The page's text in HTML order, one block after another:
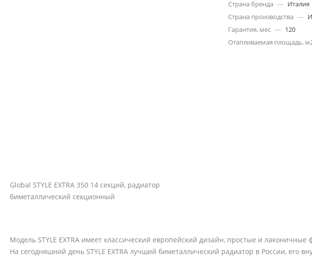
Global STYLE EXTRA 350 14 секций, радиатор
биметаллический секционный
Страна бренда — Италия
Страна производства —
Гарантия, мес — 120
Отапливаемая площадь,
Модель STYLE EXTRA имеет классический европейский дизайн, простые и
На сегодняшний день STYLE EXTRA лучший биметаллический радиатор в России, его